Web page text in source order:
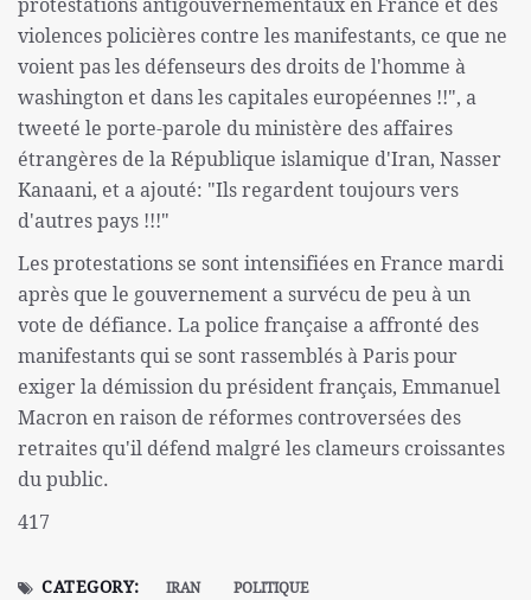
violences policières contre les manifestants, ce que ne
voient pas les défenseurs des droits de l'homme à
washington et dans les capitales européennes !!", a
tweeté le porte-parole du ministère des affaires
étrangères de la République islamique d'Iran, Nasser
Kanaani, et a ajouté: "Ils regardent toujours vers
d'autres pays !!!"
Les protestations se sont intensifiées en France mardi
après que le gouvernement a survécu de peu à un
vote de défiance. La police française a affronté des
manifestants qui se sont rassemblés à Paris pour
exiger la démission du président français, Emmanuel
Macron en raison de réformes controversées des
retraites qu'il défend malgré les clameurs croissantes
du public.
417
CATEGORY: IRAN POLITIQUE